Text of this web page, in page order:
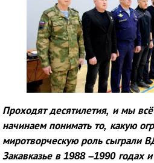
Проходят десятилетия, и мы
начинаем понимать то, какую
миротворческую роль сыграли
Закавказье в 1988 –1990 годах